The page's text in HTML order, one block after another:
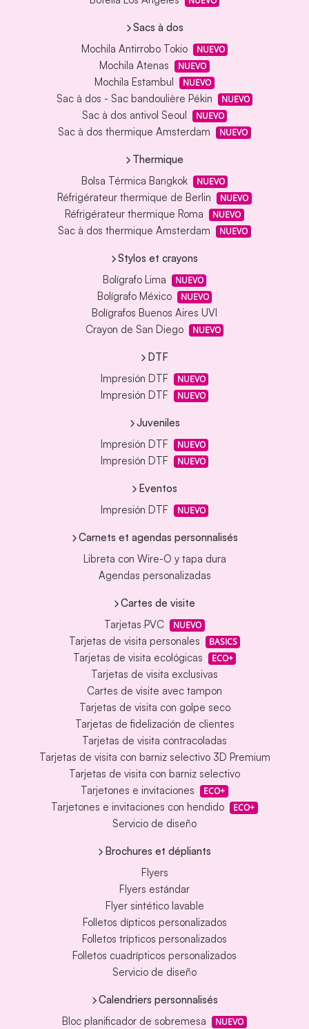
Sacs à dos
Mochila Antirrobo Tokio
NUEVO
Mochila Atenas NUEVO
Mochila Estambul NUEVO
Sac à dos - Sac bandoulière Pékin NUEVO
Sac à dos antivol Seoul NUEVO
Sac à dos thermique Amsterdam NUEVO
Thermique
Bolsa Térmica Bangkok
NUEVO
Réfrigérateur thermique de Berlin NUEVO
Réfrigérateur thermique Roma NUEVO
Sac à dos thermique Amsterdam NUEVO
Stylos et crayons
Bolígrafo Lima
NUEVO
Bolígrafo México NUEVO
Bolígrafos Buenos Aires UVI
Crayon de San Diego
NUEVO
DTF
Impresión DTF
NUEVO
Impresión DTF NUEVO
Juveniles
Impresión DTF
NUEVO
Impresión DTF NUEVO
Eventos
Impresión DTF
NUEVO
Carnets et agendas personnalisés
Libreta con Wire-O y tapa dura
Agendas personalizadas
Cartes de visite
Tarjetas PVC
NUEVO
Tarjetas de visita personales BASICS
Tarjetas de visita ecológicas ECO+
Tarjetas de visita exclusivas
Cartes de visite avec tampon
Tarjetas de visita con golpe seco
Tarjetas de fidelización de clientes
Tarjetas de visita contracoladas
Tarjetas de visita con barniz selectivo 3D Premium
Tarjetas de visita con barniz selectivo
Tarjetones e invitaciones
ECO+
Tarjetones e invitaciones con hendido ECO+
Servicio de diseño
Brochures et dépliants
Flyers
Flyers estándar
Flyer sintético lavable
Folletos dípticos personalizados
Folletos trípticos personalizados
Folletos cuadrípticos personalizados
Servicio de diseño
Calendriers personnalisés
Bloc planificador de sobremesa
NUEVO